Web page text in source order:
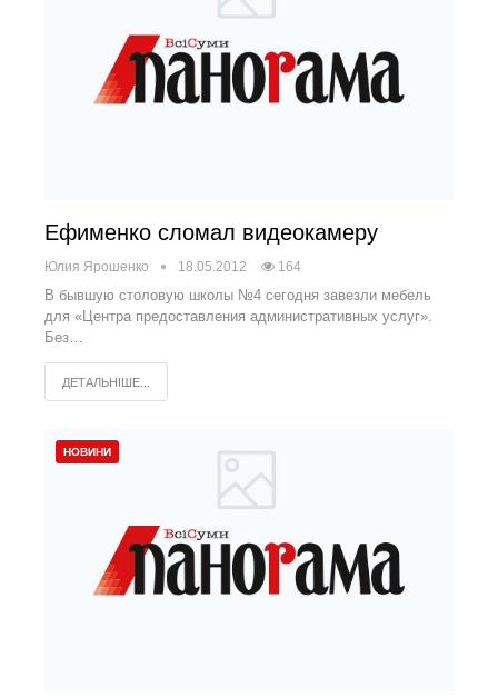
Ефименко сломал видеокамеру
Юлия Ярошенко 18.05.2012 164
В бывшую столовую школы №4 сегодня завезли мебель
для «Центра предоставления административных услуг».
Без…
ДЕТАЛЬНІШЕ...
НОВИНИ